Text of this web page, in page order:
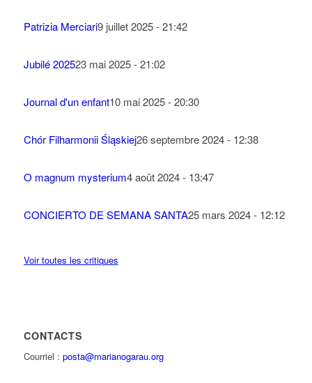
Patrizia Merciari9 juillet 2025 - 21:42
Jubilé 202523 mai 2025 - 21:02
Journal d'un enfant10 mai 2025 - 20:30
Chór Filharmonii Śląskiej26 septembre 2024 - 12:38
O magnum mysterium4 août 2024 - 13:47
CONCIERTO DE SEMANA SANTA25 mars 2024 - 12:12
Voir toutes les critiques
CONTACTS
Courriel : posta@marianogarau.org